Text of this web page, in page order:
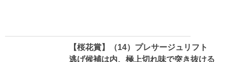
【桜花賞】（14）プレサージュリフト
逃げ候補は内、極上切れ味で突き抜ける